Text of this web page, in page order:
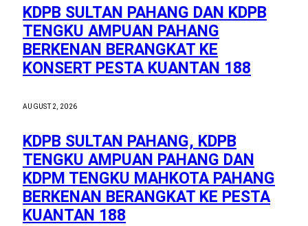
KDPB SULTAN PAHANG DAN KDPB
TENGKU AMPUAN PAHANG
BERKENAN BERANGKAT KE
KONSERT PESTA KUANTAN 188
AUGUST 2, 2026
KDPB SULTAN PAHANG, KDPB
TENGKU AMPUAN PAHANG DAN
KDPM TENGKU MAHKOTA PAHANG
BERKENAN BERANGKAT KE PESTA
KUANTAN 188